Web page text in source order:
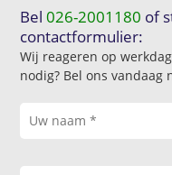
Bel026-2001180 of
contactformulier:
Wij reageren op
nodig? Bel ons vandaag